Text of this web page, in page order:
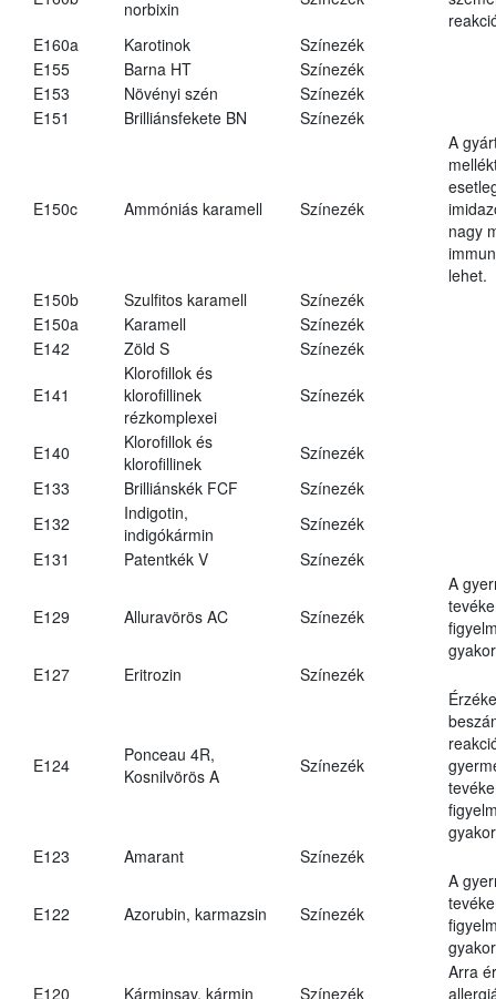
norbixin
E160a
Karotinok
Színezék
E155
Barna HT
Színezék
E153
Növényi szén
Színezék
E151
Brilliánsfekete BN Színezék
E150c Ammóniás karamell Színezék
A
nagy
lehet.
E150b
Szulfitos karamell
Színezék
E150a
Karamell
Színezék
E142
Zöld S Színezék
E141
Klorofillok és
klorofillinek
rézkomplexei
Színezék
E140
Klorofillok és
klorofillinek
Színezék
E133
Brilliánskék FCF
Színezék
E132
Indigotin,
indigókármin
Színezék
E131
Patentkék V Színezék
E129 Alluravörös AC Színezék
A
E127
Eritrozin Színezék
E124
Ponceau 4R,
Kosnilvörös A
Színezék
E123
Amarant Színezék
E122 Azorubin, karmazsin Színezék
A
E120 Kárminsav, kármin Színezék
Arra